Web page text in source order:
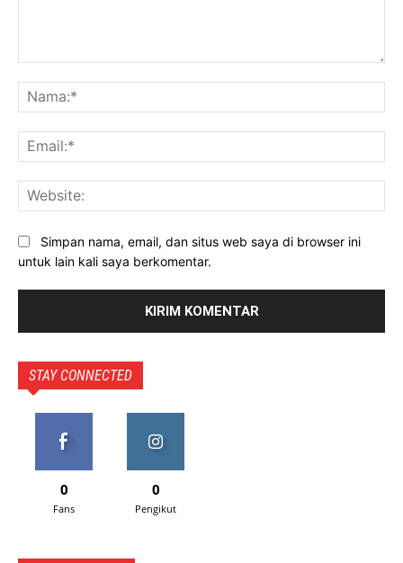
Simpan nama, email, dan situs web saya di browser ini
untuk lain kali saya berkomentar.
STAY CONNECTED
0
Fans
0
Pengikut